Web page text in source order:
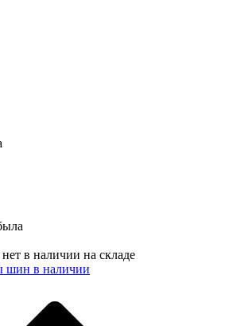
в наличии на складе
шин в наличии